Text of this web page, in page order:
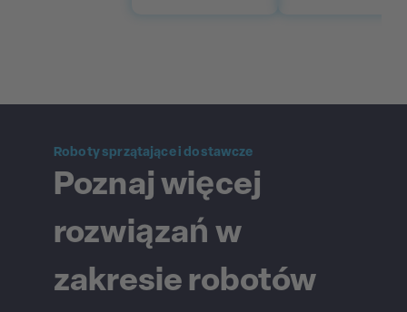
Roboty sprzątające i dostawcze
Poznaj więcej
rozwiązań w
zakresie robotów